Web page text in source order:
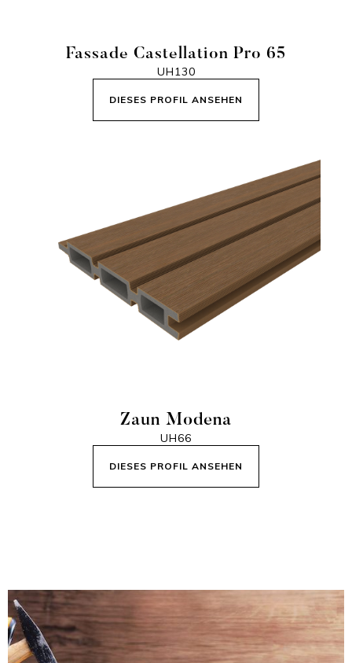
Fassade Castellation Pro 65
UH130
DIESES PROFIL ANSEHEN
Zaun Modena
UH66
DIESES PROFIL ANSEHEN